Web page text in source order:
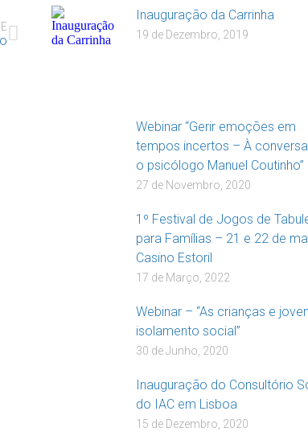
Inauguração da Carrinha
19 de Dezembro, 2019
Webinar “Gerir emoções em
tempos incertos – À
o psicólogo Manuel Coutinho”
27 de Novembro, 2020
1º Festival de Jogos de
para Famílias – 21 e 22 de
Casino Estoril
17 de Março, 2022
Webinar – “As crianças e
isolamento social”
30 de Junho, 2020
Inauguração do Consultório
do IAC em Lisboa
15 de Dezembro, 2020